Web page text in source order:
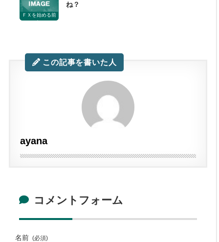
ＦＸを始める前
に
ね？
この記事を書いた人
ayana
コメントフォーム
名前 (必須)